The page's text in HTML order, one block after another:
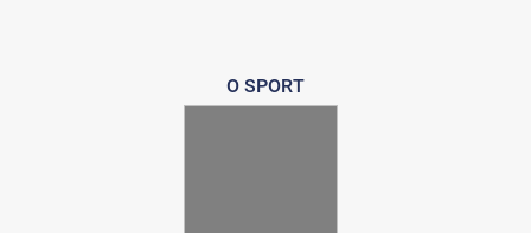
O SPORT